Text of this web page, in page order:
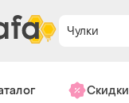
Чулки
Скидки